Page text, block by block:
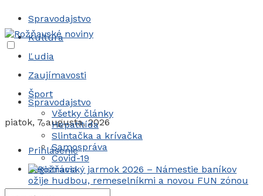
Spravodajstvo
Kultúra
Ľudia
Zaujímavosti
Šport
piatok, 7 augusta, 2026
Prihlásenie
Registrácia
Spravodajstvo
Všetky články
Hepatitída
Slintačka a krívačka
Samospráva
Covid-19